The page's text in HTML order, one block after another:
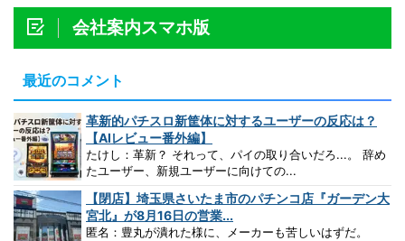
会社案内スマホ版
最近のコメント
革新的パチスロ新筐体に対するユーザーの反応は？
【AIレビュー番外編】
たけし：革新？ それって、パイの取り合いだろ...。 辞め
たユーザー、新規ユーザーに向けての...
【閉店】埼玉県さいたま市のパチンコ店『ガーデン大
宮北』が8月16日の営業...
匿名：豊丸が潰れた様に、メーカーも苦しいはずだ。